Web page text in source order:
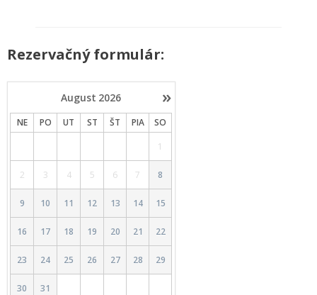
Rezervačný formulár:
»
August 2026
NE PO UT ST ŠT PIA
SO
1
2 3 4 5 6 7 8
9 10 11 12 13 14 15
16 17 18 19 20 21 22
23 24 25 26 27 28 29
30 31